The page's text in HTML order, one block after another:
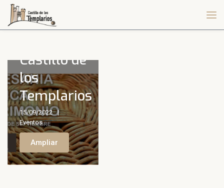
música y
patrimonio
Castillo de
los
Templarios
15/09/2022
Eventos
Ampliar